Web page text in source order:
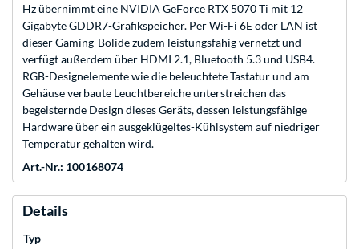
Hz übernimmt eine NVIDIA GeForce RTX 5070 Ti mit 12
Gigabyte GDDR7-Grafikspeicher. Per Wi-Fi 6E oder LAN ist
dieser Gaming-Bolide zudem leistungsfähig vernetzt und
verfügt außerdem über HDMI 2.1, Bluetooth 5.3 und USB4.
RGB-Designelemente wie die beleuchtete Tastatur und am
Gehäuse verbaute Leuchtbereiche unterstreichen das
begeisternde Design dieses Geräts, dessen leistungsfähige
Hardware über ein ausgeklügeltes-Kühlsystem auf niedriger
Temperatur gehalten wird.
Art.-Nr.: 100168074
Details
Typ